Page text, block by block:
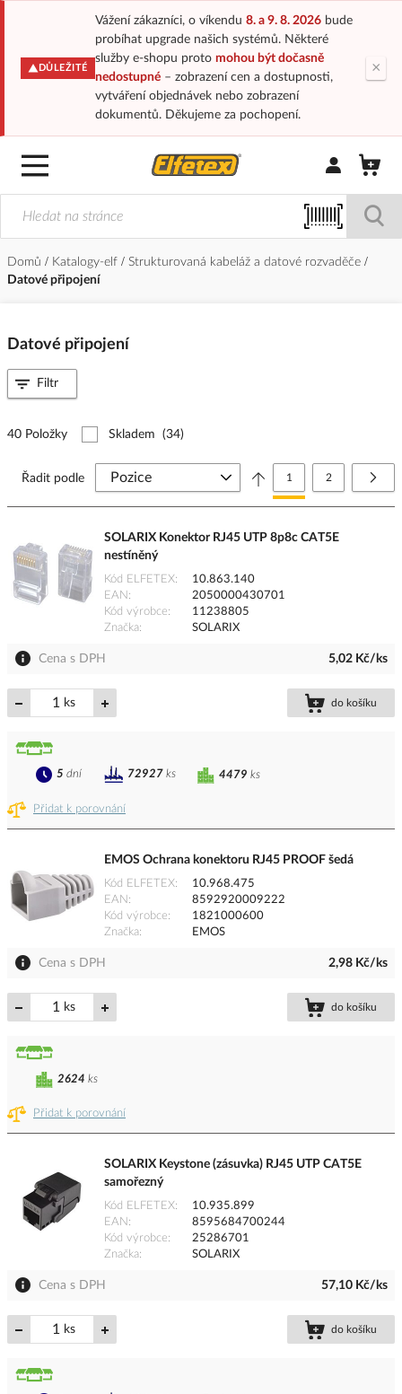
DŮLEŽITÉ
Vážení zákazníci, o víkendu 8. a 9. 8. 2026bude
probíhat upgrade našich systémů. Některé
služby e-shopu proto mohou být dočasně
nedostupné– zobrazení cen a dostupnosti,
vytváření objednávek nebo zobrazení
dokumentů. Děkujeme za pochopení.
×
Přihlásit/
Domů Katalogy-elf
Strukturovaná kabeláž a datové rozvaděče
Datové připojení
Datové připojení
40 Položky Skladem (34)
Stránka
Právě si prohlížíte
1 Stránka
2
Řadit podle
SOLARIX Konektor RJ45 UTP 8p8c CAT5E
nestíněný
Kód ELFETEX
10.863.140
EAN
2050000430701
Kód výrobce
11238805
Značka
SOLARIX
Cena s DPH 5,02 Kč/ks
ks do košíku
Přidat k porovnání
4479 ks
5 dní 72927 ks
EMOS Ochrana konektoru RJ45 PROOF šedá
Kód ELFETEX
10.968.475
EAN
8592920009222
Kód výrobce
1821000600
Značka
EMOS
Cena s DPH 2,98 Kč/ks
ks do košíku
Přidat k porovnání
2624 ks
SOLARIX Keystone (zásuvka) RJ45 UTP CAT5E
samořezný
Kód ELFETEX
10.935.899
EAN
8595684700244
Kód výrobce
25286701
Značka
SOLARIX
Cena s DPH 57,10 Kč/ks
ks do košíku
Filtr